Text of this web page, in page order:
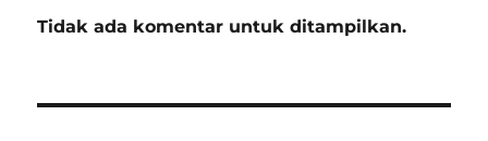
Tidak ada komentar untuk ditampilkan.